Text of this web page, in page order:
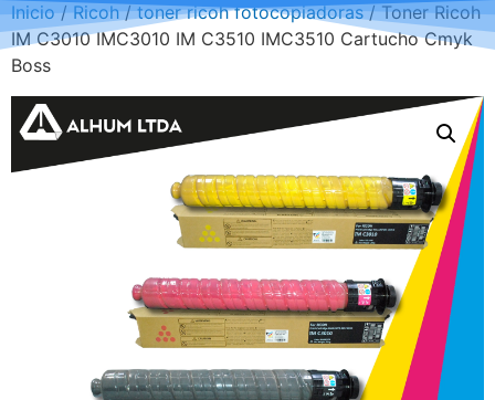
Inicio/Ricoh/toner ricoh fotocopiadoras/ Toner Ricoh
IM C3010 IMC3010 IM C3510 IMC3510 Cartucho Cmyk
Boss